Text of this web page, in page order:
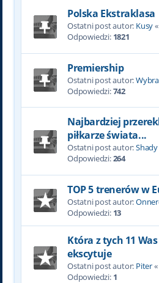
Polska Ekstraklasa
Ostatni post autor: Kusy«
Odpowiedzi: 1821
Premiership
Ostatni post autor:
Odpowiedzi:742
Najbardziej
piłkarze świata...
Ostatni post autor:Shady
Odpowiedzi:264
TOP 5 trenerów w
Ostatni post autor:
Odpowiedzi: 13
Która z tych 11
ekscytuje
Ostatni post autor: Piter«
Odpowiedzi: 1